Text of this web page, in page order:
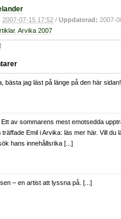
2007-07-15 17:52 / Uppdaterad: 2007-
, Arvika 2007
bästa jag läst på länge på den här sidan!
av sommarens mest emotsedda
Emil i Arvika: läs mer här. Vill du
hans innehållsrika [...]
– en artist att lyssna på. [...]